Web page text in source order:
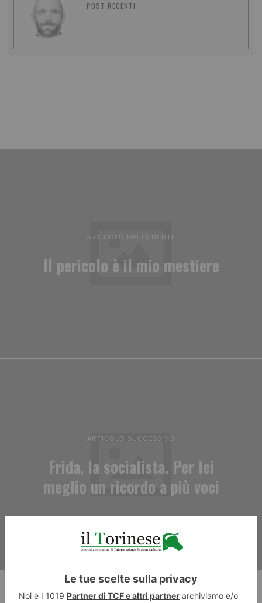
POST RECENTI
ARTICOLO PRECEDENTE
Il pericolo è il mio mestiere
ARTICOLO SUCCESSIVO
Frida, la socialista. Per lei
meglio un ricordo a più voci